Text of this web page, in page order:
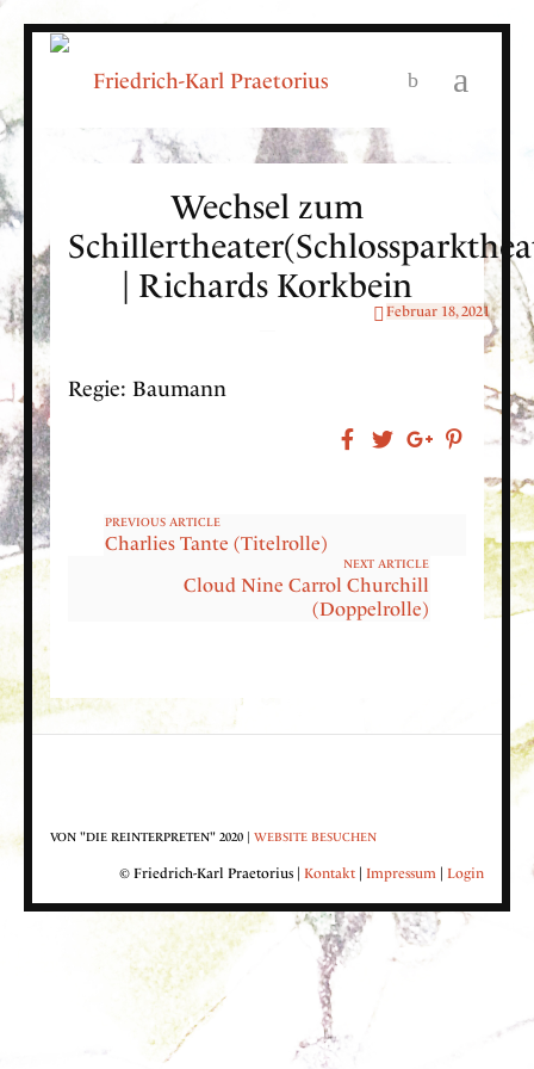
Wechsel zum
| Richards Korkbein
Februar 18, 2021
Regie: Baumann
PREVIOUS ARTICLE
Charlies Tante (Titelrolle)
NEXT ARTICLE
Cloud Nine Carrol Churchill
(Doppelrolle)
VON "DIE REINTERPRETEN" 2020 | WEBSITE BESUCHEN
© Friedrich-Karl Praetorius | Kontakt Impressum Login